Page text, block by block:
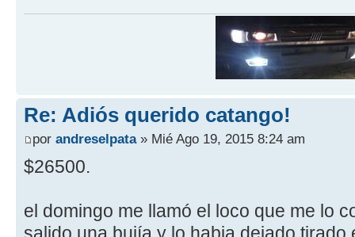
Re: Adiós querido catango!
por andreselpata» Mié Ago 19, 2015 8:24 am
$26500.
el domingo me llamó el loco que me lo
salido una bujía y lo habia dejado tirado